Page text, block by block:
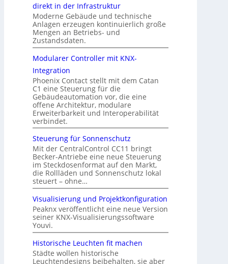
direkt in der Infrastruktur
Moderne Gebäude und technische
Anlagen erzeugen kontinuierlich große
Mengen an Betriebs- und
Zustandsdaten.
Modularer Controller mit KNX-
Integration
Phoenix Contact stellt mit dem Catan
C1 eine Steuerung für die
Gebäudeautomation vor, die eine
offene Architektur, modulare
Erweiterbarkeit und Interoperabilität
verbindet.
Steuerung für Sonnenschutz
Mit der CentralControl CC11 bringt
Becker-Antriebe eine neue Steuerung
im Steckdosenformat auf den Markt,
die Rollläden und Sonnenschutz lokal
steuert – ohne…
Visualisierung und Projektkonfiguration
Peaknx veröffentlicht eine neue Version
seiner KNX-Visualisierungssoftware
Youvi.
Historische Leuchten fit machen
Städte wollen historische
Leuchtendesigns beibehalten, sie aber